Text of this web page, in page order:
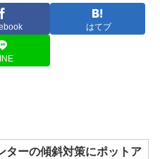
はてブ
ターの傾斜対策にポットア